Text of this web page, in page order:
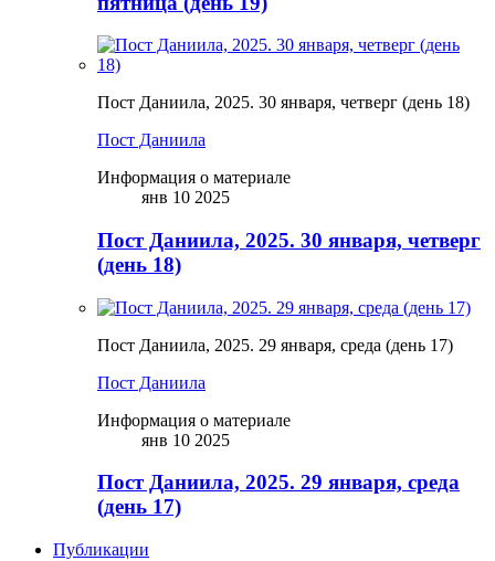
Пост Даниила, 2025. 30 января, четверг (день 18)
Пост Даниила
Информация о материале
янв 10 2025
Пост Даниила, 2025. 30 января, четверг
(день 18)
Пост Даниила, 2025. 29 января, среда (день 17)
Пост Даниила
Информация о материале
янв 10 2025
Пост Даниила, 2025. 29 января, среда
(день 17)
Публикации